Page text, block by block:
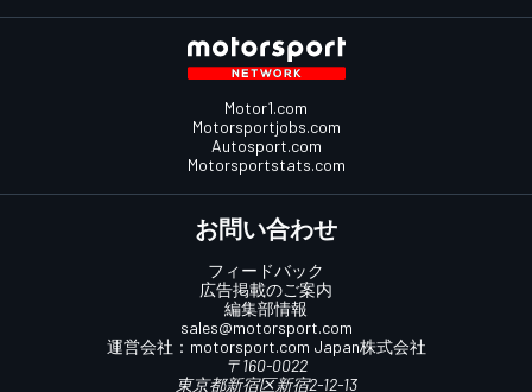
Motor1.com
Motorsportjobs.com
Autosport.com
Motorsportstats.com
お問い合わせ
フィードバック
広告掲載のご案内
編集部情報
sales@motorsport.com
運営会社： motorsport.com Japan株式会社
〒160-0022
東京都新宿区新宿2-12-13